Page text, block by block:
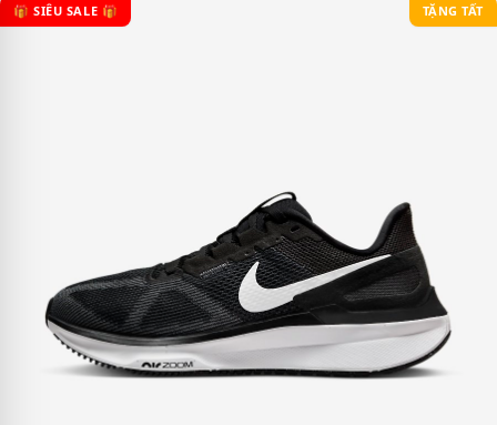
🎁 SIÊU SALE 🎁 TẶNG TẤT